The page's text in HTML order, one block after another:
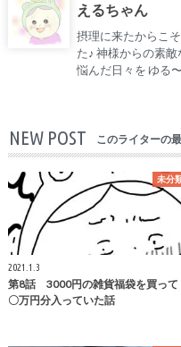
えるちゃん
摂理に来たからこ
た♪ 神様からの素敵
悩んだ日々を ゆる
NEW POST このライターの
未分
2021.1.3
第8話 3000円の雑貨福袋を買って
〇万円分入っていた話